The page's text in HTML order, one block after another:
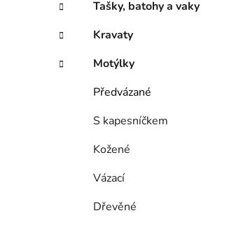
Tašky, batohy a vaky
Kravaty
Motýlky
Předvázané
S kapesníčkem
Kožené
Vázací
Dřevěné